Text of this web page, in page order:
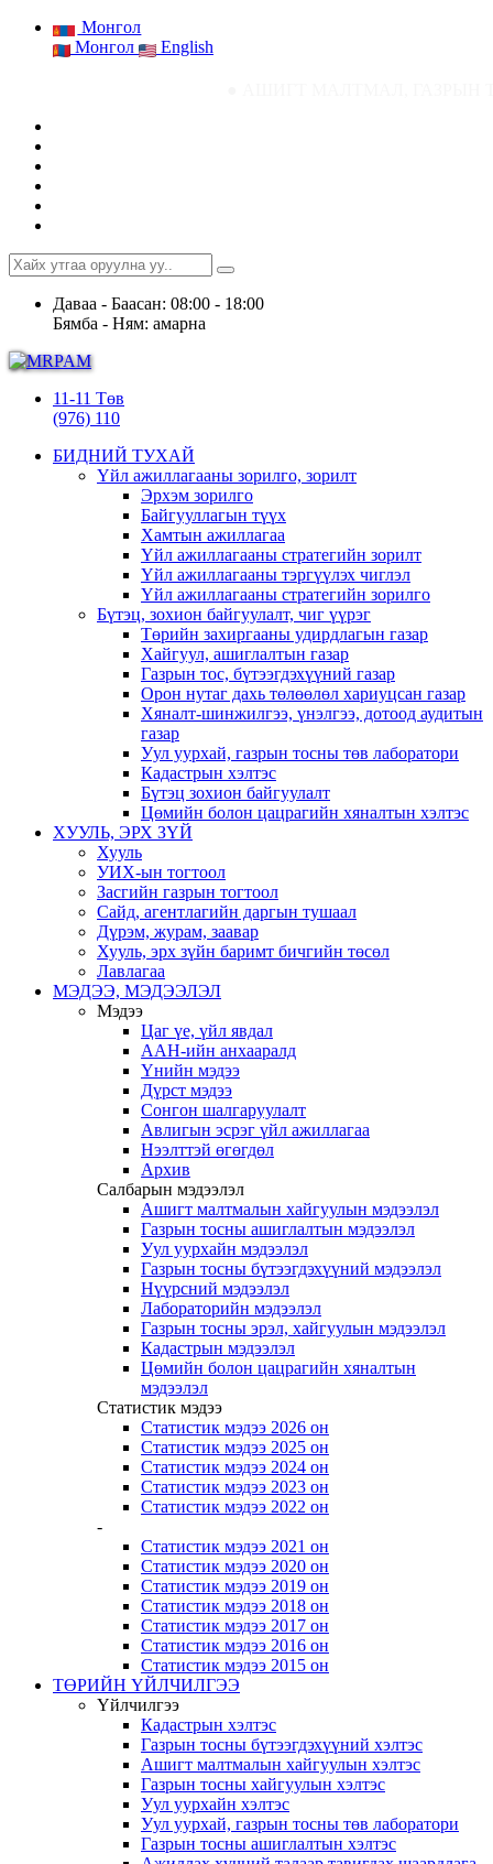
Монгол
Монгол
English
Даваа - Баасан: 08:00 - 18:00
Бямба - Ням: амарна
11-11 Төв
(976) 110
БИДНИЙ ТУХАЙ
Үйл ажиллагааны зорилго, зорилт
Эрхэм зорилго
Байгууллагын түүх
Хамтын ажиллагаа
Үйл ажиллагааны стратегийн зорилт
Үйл ажиллагааны тэргүүлэх чиглэл
Үйл ажиллагааны стратегийн зорилго
Бүтэц, зохион байгуулалт, чиг үүрэг
Төрийн захиргааны удирдлагын газар
Хайгуул, ашиглалтын газар
Газрын тос, бүтээгдэхүүний газар
Орон нутаг дахь төлөөлөл хариуцсан газар
Хяналт-шинжилгээ, үнэлгээ, дотоод аудитын
газар
Уул уурхай, газрын тосны төв лаборатори
Кадастрын хэлтэс
Бүтэц зохион байгуулалт
Цөмийн болон цацрагийн хяналтын хэлтэс
ХУУЛЬ, ЭРХ ЗҮЙ
Хууль
УИХ-ын тогтоол
Засгийн газрын тогтоол
Сайд, агентлагийн даргын тушаал
Дүрэм, журам, заавар
Хууль, эрх зүйн баримт бичгийн төсөл
Лавлагаа
МЭДЭЭ, МЭДЭЭЛЭЛ
Мэдээ
Цаг үе, үйл явдал
ААН-ийн анхааралд
Үнийн мэдээ
Дүрст мэдээ
Сонгон шалгаруулалт
Авлигын эсрэг үйл ажиллагаа
Нээлттэй өгөгдөл
Архив
Салбарын мэдээлэл
Ашигт малтмалын хайгуулын мэдээлэл
Газрын тосны ашиглалтын мэдээлэл
Уул уурхайн мэдээлэл
Газрын тосны бүтээгдэхүүний мэдээлэл
Нүүрсний мэдээлэл
Лабораторийн мэдээлэл
Газрын тосны эрэл, хайгуулын мэдээлэл
Кадастрын мэдээлэл
Цөмийн болон цацрагийн хяналтын
мэдээлэл
Статистик мэдээ
Статистик мэдээ 2026 он
Статистик мэдээ 2025 он
Статистик мэдээ 2024 он
Статистик мэдээ 2023 он
Статистик мэдээ 2022 он
-
Статистик мэдээ 2021 он
Статистик мэдээ 2020 он
Статистик мэдээ 2019 он
Статистик мэдээ 2018 он
Статистик мэдээ 2017 он
Статистик мэдээ 2016 он
Статистик мэдээ 2015 он
ТӨРИЙН ҮЙЛЧИЛГЭЭ
Үйлчилгээ
Кадастрын хэлтэс
Газрын тосны бүтээгдэхүүний хэлтэс
Ашигт малтмалын хайгуулын хэлтэс
Газрын тосны хайгуулын хэлтэс
Уул уурхайн хэлтэс
Уул уурхай, газрын тосны төв лаборатори
Газрын тосны ашиглалтын хэлтэс